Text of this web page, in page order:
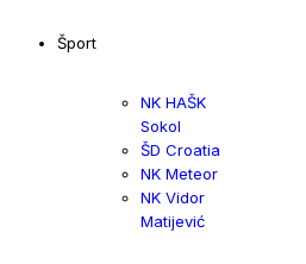
Šport
NK HAŠK
Sokol
ŠD Croatia
NK Meteor
NK Vidor
Matijević